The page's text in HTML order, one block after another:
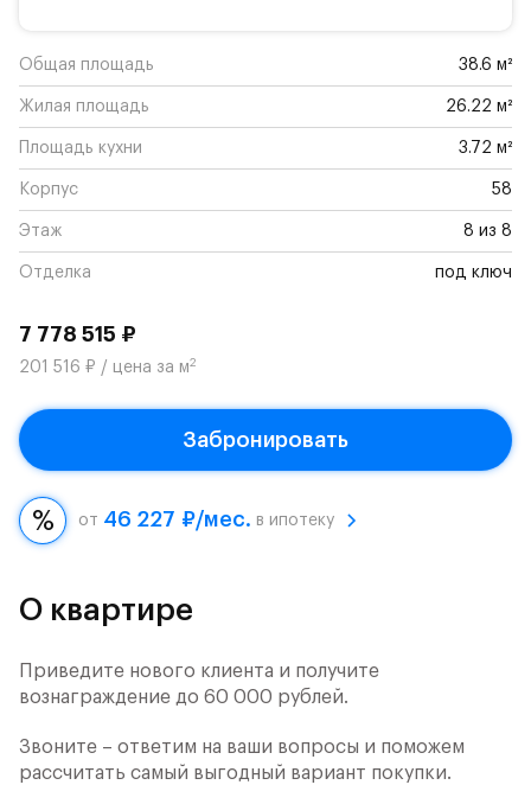
Общая площадь 38.6 м²
Жилая площадь 26.22 м²
Площадь кухни 3.72 м²
Корпус 58
Этаж 8 из 8
Отделка под ключ
7 778 515 ₽
201 516 ₽ / цена за м2
Забронировать
от 46 227 ₽/мес. в ипотеку
О квартире
Приведите нового клиента и получите
вознаграждение до 60 000 рублей.
Звоните – ответим на ваши вопросы и поможем
рассчитать самый выгодный вариант покупки.